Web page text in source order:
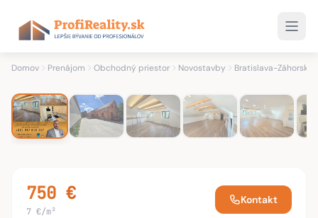
Domov Prenájom Obchodný priestor Novostavby Bratislava-Záhorská
/ 10 10 fotiek
750 €
7 €/m²
Kontakt